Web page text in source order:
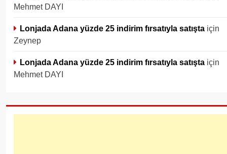
Mehmet DAYI
Lonjada Adana yüzde 25 indirim fırsatıyla satışta için
Zeynep
Lonjada Adana yüzde 25 indirim fırsatıyla satışta için
Mehmet DAYI